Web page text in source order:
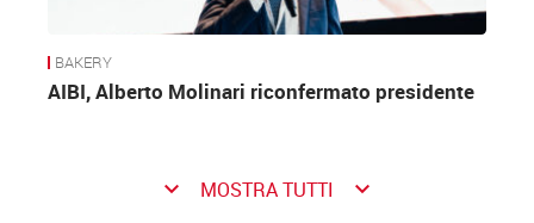
BAKERY
AIBI, Alberto Molinari riconfermato presidente
keyboard_arrow_down MOSTRA TUTTI keyboard_arrow_down